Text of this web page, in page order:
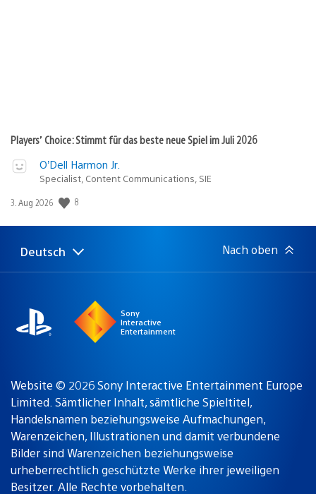
Players’ Choice: Stimmt für das beste neue Spiel im Juli 2026
O’Dell Harmon Jr.
Specialist, Content Communications, SIE
Veröffentlichungsdatum:
3. Aug 2026 8
Select
Aktuelle
Deutsch Nach oben
Sony
Interactive
Entertainment
Website © 2026 Sony Interactive Entertainment Europe
Limited. Sämtlicher Inhalt, sämtliche Spieltitel,
Handelsnamen beziehungsweise Aufmachungen,
Warenzeichen, Illustrationen und damit verbundene
Bilder sind Warenzeichen beziehungsweise
urheberrechtlich geschützte Werke ihrer jeweiligen
Besitzer. Alle Rechte vorbehalten.